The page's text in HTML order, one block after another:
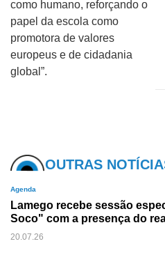
como humano, reforçando o
papel da escola como
promotora de valores
europeus e de cidadania
global”.
OUTRAS
Agenda
Lamego recebe sessão
Soco" com a presença do
20.07.26